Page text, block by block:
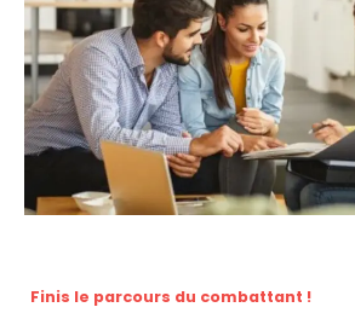
d
e
é
l
p
Finis le parcours du combattant !